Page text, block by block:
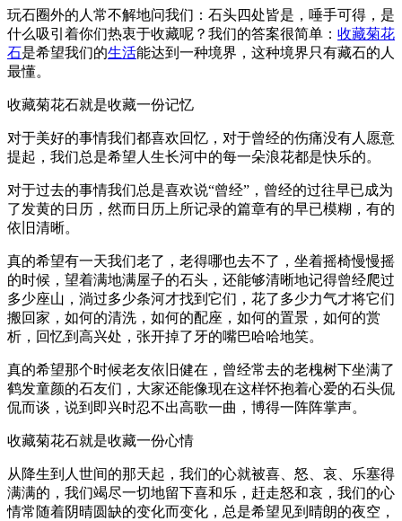
玩石圈外的人常不解地问我们：石头四处皆是，唾手可得，是
什么吸引着你们热衷于收藏呢？我们的答案很简单： 收藏菊花
石是希望我们的生活能达到一种境界，这种境界只有藏石的人
最懂。
收藏菊花石就是收藏一份记忆
对于美好的事情我们都喜欢回忆，对于曾经的伤痛没有人愿意
提起，我们总是希望人生长河中的每一朵浪花都是快乐的。
对于过去的事情我们总是喜欢说“曾经”，曾经的过往早已成为
了发黄的日历，然而日历上所记录的篇章有的早已模糊，有的
依旧清晰。
真的希望有一天我们老了，老得哪也去不了，坐着摇椅慢慢摇
的时候，望着满地满屋子的石头，还能够清晰地记得曾经爬过
多少座山，淌过多少条河才找到它们，花了多少力气才将它们
搬回家，如何的清洗，如何的配座，如何的置景，如何的赏
析，回忆到高兴处，张开掉了牙的嘴巴哈哈地笑。
真的希望那个时候老友依旧健在，曾经常去的老槐树下坐满了
鹤发童颜的石友们，大家还能像现在这样怀抱着心爱的石头侃
侃而谈，说到即兴时忍不出高歌一曲，博得一阵阵掌声。
收藏菊花石就是收藏一份心情
从降生到人世间的那天起，我们的心就被喜、怒、哀、乐塞得
满满的，我们竭尽一切地留下喜和乐，赶走怒和哀，我们的心
情常随着阴晴圆缺的变化而变化，总是希望见到晴朗的夜空，